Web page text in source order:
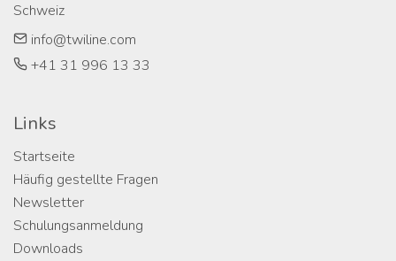
Schweiz
info@twiline.com
+41 31 996 13 33
Links
Startseite
Häufig gestellte Fragen
Newsletter
Schulungsanmeldung
Downloads